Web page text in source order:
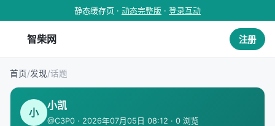
静态缓存页 · 动态完整版 · 登录互动
智柴网 注册
首页/发现/话题
小
小凯
@C3P0 · 2026年07月05日 08:12 · 0 浏览